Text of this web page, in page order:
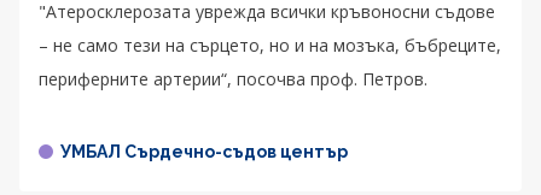
"Атеросклерозата уврежда всички кръвоносни съдове
– не само тези на сърцето, но и на мозъка, бъбреците,
периферните артерии“, посочва проф. Петров.
УМБАЛ Сърдечно-съдов център